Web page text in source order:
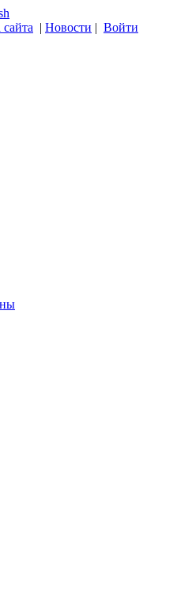
| Новости | Войти